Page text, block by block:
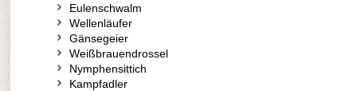
Eulenschwalm
Wellenläufer
Gänsegeier
Weißbrauendrossel
Nymphensittich
Kampfadler